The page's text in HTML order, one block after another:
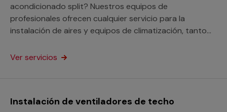
acondicionado split? Nuestros equipos de
profesionales ofrecen cualquier servicio para la
instalación de aires y equipos de climatización, tanto
Ver servicios
Instalación de ventiladores de techo